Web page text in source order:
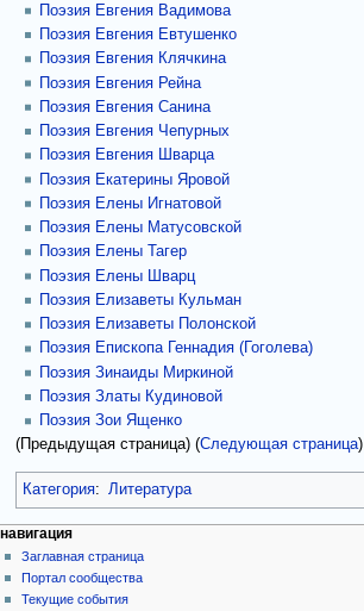
Поэзия Евгения Вадимова
Поэзия Евгения Евтушенко
Поэзия Евгения Клячкина
Поэзия Евгения Рейна
Поэзия Евгения Санина
Поэзия Евгения Чепурных
Поэзия Евгения Шварца
Поэзия Екатерины Яровой
Поэзия Елены Игнатовой
Поэзия Елены Матусовской
Поэзия Елены Тагер
Поэзия Елены Шварц
Поэзия Елизаветы Кульман
Поэзия Елизаветы Полонской
Поэзия Епископа Геннадия (Гоголева)
Поэзия Зинаиды Миркиной
Поэзия Златы Кудиновой
Поэзия Зои Ященко
(Предыдущая страница) (Следующая страница)
Категория: Литература
навигация
Заглавная страница
Портал сообщества
Текущие события